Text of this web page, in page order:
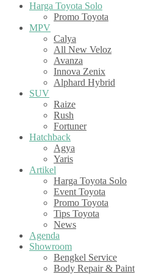
Harga Toyota Solo
Promo Toyota
MPV
Calya
All New Veloz
Avanza
Innova Zenix
Alphard Hybrid
SUV
Raize
Rush
Fortuner
Hatchback
Agya
Yaris
Artikel
Harga Toyota Solo
Event Toyota
Promo Toyota
Tips Toyota
News
Agenda
Showroom
Bengkel Service
Body Repair & Paint